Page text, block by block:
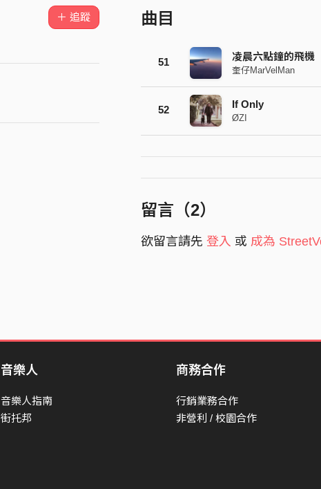
＋ 追蹤 曲目
51 凌晨六點鐘的飛機
奎仔MarVelMan
52 If Only
ØZI
留言（2）
欲留言請先 登入 或 成為
音樂人
音樂人指南
街托邦
商務合作
行銷業務合作
非營利 / 校園合作